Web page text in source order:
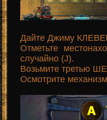
Дайте Джиму
Отметьте
случайно (J).
Возьмите третью
Осмотрите